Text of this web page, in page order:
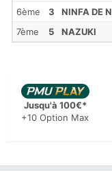
6ème
3 NINFA DE
7ème
5 NAZUKI
Jusqu'à 100€*
+10 Option Max